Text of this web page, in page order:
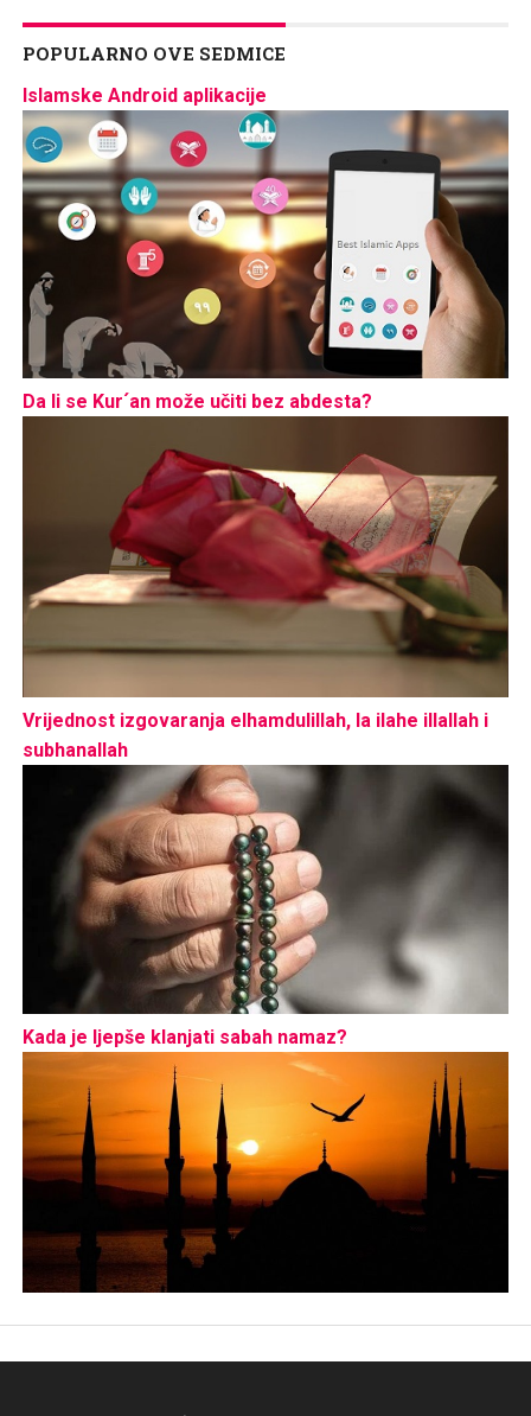
POPULARNO OVE SEDMICE
Islamske Android aplikacije
Da li se Kur´an može učiti bez abdesta?
Vrijednost izgovaranja elhamdulillah, la ilahe illallah i
subhanallah
Kada je ljepše klanjati sabah namaz?